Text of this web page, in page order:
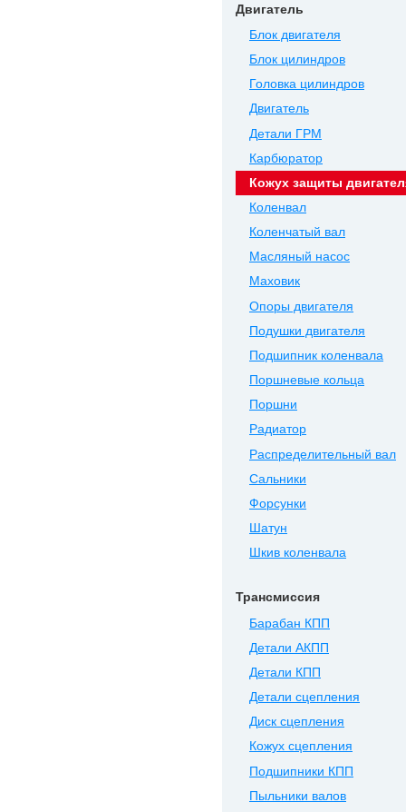
Двигатель
Блок двигателя
Блок цилиндров
Головка цилиндров
Двигатель
Детали ГРМ
Карбюратор
Кожух защиты
Коленвал
Коленчатый вал
Масляный насос
Маховик
Опоры двигателя
Подушки двигателя
Подшипник коленвала
Поршневые кольца
Поршни
Радиатор
Распределительный вал
Сальники
Форсунки
Шатун
Шкив коленвала
Трансмиссия
Барабан КПП
Детали АКПП
Детали КПП
Детали сцепления
Диск сцепления
Кожух сцепления
Подшипники КПП
Пыльники валов